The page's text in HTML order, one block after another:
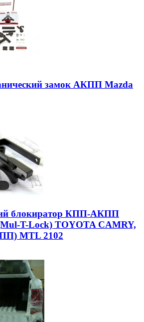
замок АКПП Mazda
блокиратор КПП-АКПП
T-Lock) TOYOTA CAMRY,
MTL 2102